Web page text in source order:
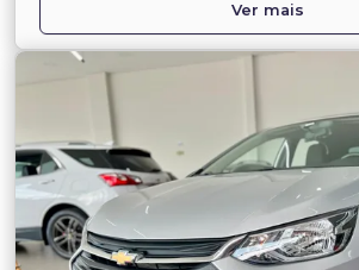
Ver mais